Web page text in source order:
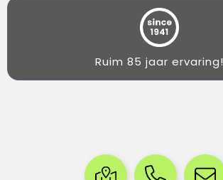
Ruim 85 jaar ervaring!